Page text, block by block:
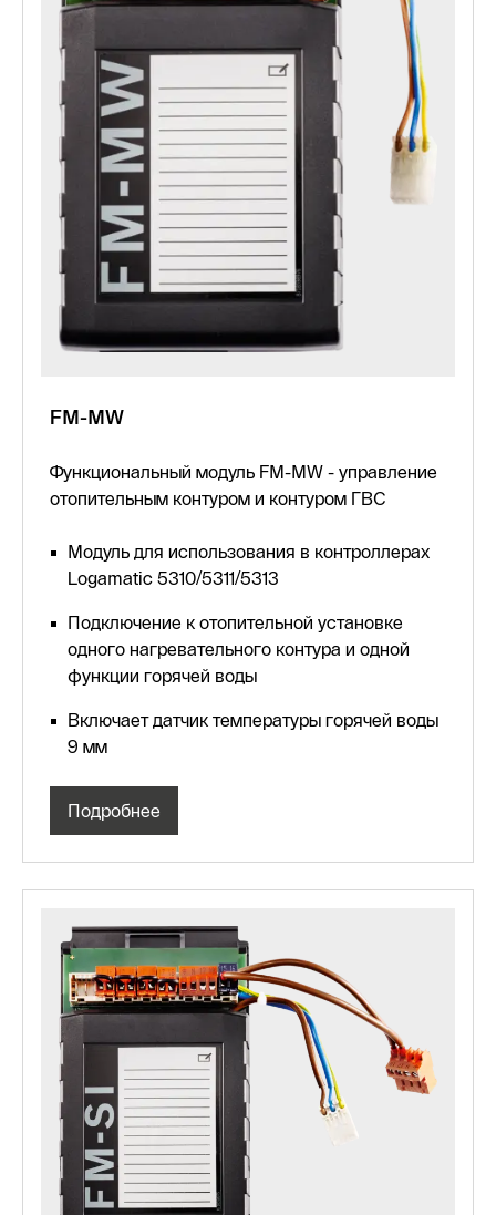
FM-MW
Функциональный модуль FM-MW - управление
отопительным контуром и контуром ГВС
Модуль для использования в контроллерах
Logamatic 5310/5311/5313
Подключение к отопительной установке
одного нагревательного контура и одной
функции горячей воды
Включает датчик температуры горячей воды
9 мм
Подробнее